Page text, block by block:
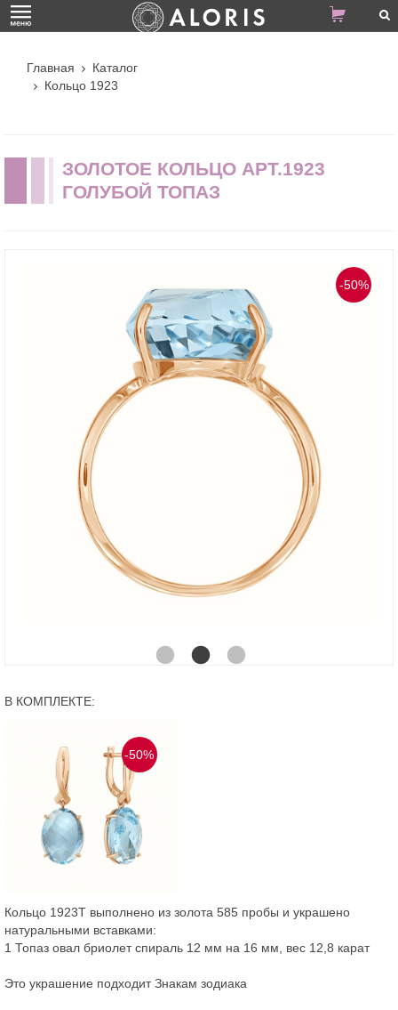
Главная
Каталог
Кольцо 1923
ЗОЛОТОЕ КОЛЬЦО АРТ.1923
ГОЛУБОЙ ТОПАЗ
-50%
В КОМПЛЕКТЕ:
-50%
Кольцо 1923Т выполнено из золота 585 пробы и украшено
натуральными вставками:
1 Топаз овал бриолет спираль 12 мм на 16 мм, вес 12,8 карат
Это украшение подходит Знакам зодиака